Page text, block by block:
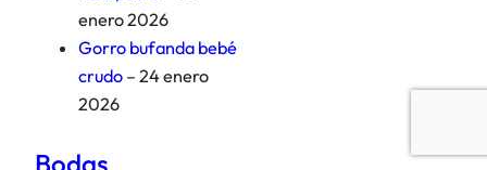
enero 2026
Gorro bufanda bebé
crudo – 24 enero
2026
Bodas